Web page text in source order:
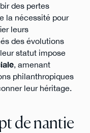
des pertes
la nécessité pour
leurs
des évolutions
statut impose
, amenant
philanthropiques
leur héritage.
de nantie